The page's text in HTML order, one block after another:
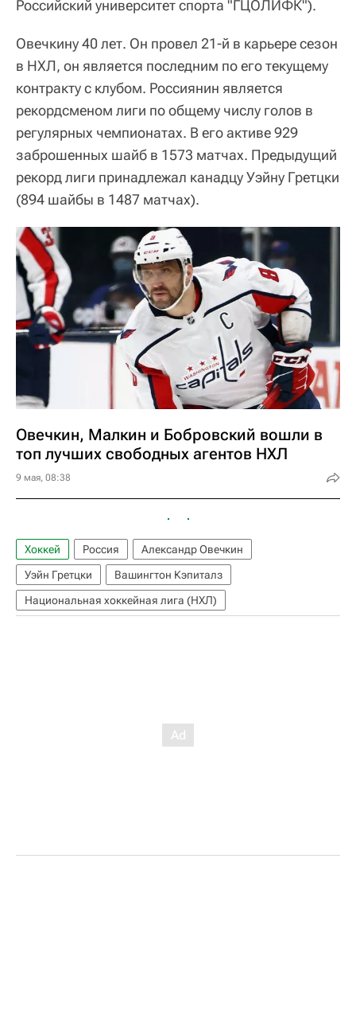
Российский университет спорта "ГЦОЛИФК").
Овечкину 40 лет. Он провел 21-й в карьере сезон
в НХЛ, он является последним по его текущему
контракту с клубом. Россиянин является
рекордсменом лиги по общему числу голов в
регулярных чемпионатах. В его активе 929
заброшенных шайб в 1573 матчах. Предыдущий
рекорд лиги принадлежал канадцу Уэйну Гретцки
(894 шайбы в 1487 матчах).
Овечкин, Малкин и Бобровский вошли в
топ лучших свободных агентов НХЛ
9 мая, 08:38
Хоккей Россия
Александр Овечкин
Уэйн Гретцки
Вашингтон Кэпиталз
Национальная хоккейная лига (НХЛ)